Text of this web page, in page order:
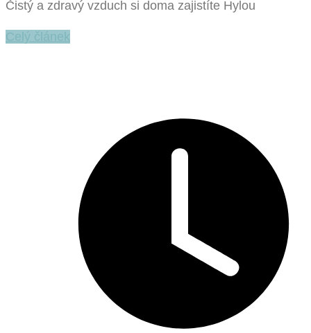
Čistý a zdravý vzduch si doma zajistíte Hylou
Celý článek